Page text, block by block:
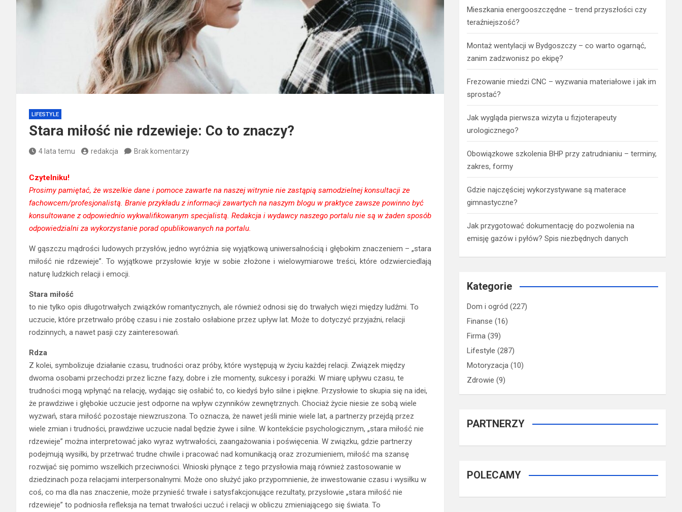
LIFESTYLE
Stara miłość nie rdzewieje: Co to znaczy?
4 lata temu redakcja Brak komentarzy
Czytelniku!
Prosimy pamiętać, że wszelkie dane i pomoce zawarte na naszej witrynie nie zastąpią samodzielnej konsultacji ze
fachowcem/profesjonalistą. Branie przykładu z informacji zawartych na naszym blogu w praktyce zawsze powinno być
konsultowane z odpowiednio wykwalifikowanym specjalistą. Redakcja i wydawcy naszego portalu nie są w żaden sposób
odpowiedzialni za wykorzystanie porad opublikowanych na portalu.
W gąszczu mądrości ludowych przysłów, jedno wyróżnia się wyjątkową uniwersalnością i głębokim znaczeniem – „stara
miłość nie rdzewieje”. To wyjątkowe przysłowie kryje w sobie złożone i wielowymiarowe treści, które odzwierciedlają
naturę ludzkich relacji i emocji.
Stara miłość
to nie tylko opis długotrwałych związków romantycznych, ale również odnosi się do trwałych więzi między ludźmi. To
uczucie, które przetrwało próbę czasu i nie zostało osłabione przez upływ lat. Może to dotyczyć przyjaźni, relacji
rodzinnych, a nawet pasji czy zainteresowań.
Rdza
Z kolei, symbolizuje działanie czasu, trudności oraz próby, które występują w życiu każdej relacji. Związek między
dwoma osobami przechodzi przez liczne fazy, dobre i złe momenty, sukcesy i porażki. W miarę upływu czasu, te
trudności mogą wpłynąć na relację, wydając się osłabić to, co kiedyś było silne i piękne. Przysłowie to skupia się na idei,
że prawdziwe i głębokie uczucie jest odporne na wpływ czynników zewnętrznych. Chociaż życie niesie ze sobą wiele
wyzwań, stara miłość pozostaje niewzruszona. To oznacza, że nawet jeśli minie wiele lat, a partnerzy przejdą przez
wiele zmian i trudności, prawdziwe uczucie nadal będzie żywe i silne. W kontekście psychologicznym, „stara miłość nie
rdzewieje” można interpretować jako wyraz wytrwałości, zaangażowania i poświęcenia. W związku, gdzie partnerzy
podejmują wysiłki, by przetrwać trudne chwile i pracować nad komunikacją oraz zrozumieniem, miłość ma szansę
rozwijać się pomimo wszelkich przeciwności. Wnioski płynące z tego przysłowia mają również zastosowanie w
dziedzinach poza relacjami interpersonalnymi. Może ono służyć jako przypomnienie, że inwestowanie czasu i wysiłku w
coś, co ma dla nas znaczenie, może przynieść trwałe i satysfakcjonujące rezultaty, przysłowie „stara miłość nie
rdzewieje” to podniosła refleksja na temat trwałości uczuć i relacji w obliczu zmieniającego się świata. To
Mieszkania energooszczędne – trend przyszłości czy
teraźniejszość?
Montaż wentylacji w Bydgoszczy – co warto ogarnąć,
zanim zadzwonisz po ekipę?
Frezowanie miedzi CNC – wyzwania materiałowe i jak im
sprostać?
Jak wygląda pierwsza wizyta u fizjoterapeuty
urologicznego?
Obowiązkowe szkolenia BHP przy zatrudnianiu – terminy,
zakres, formy
Gdzie najczęściej wykorzystywane są materace
gimnastyczne?
Jak przygotować dokumentację do pozwolenia na
emisję gazów i pyłów? Spis niezbędnych danych
Kategorie
Dom i ogród (227)
Finanse (16)
Firma (39)
Lifestyle (287)
Motoryzacja (10)
Zdrowie (9)
PARTNERZY
POLECAMY